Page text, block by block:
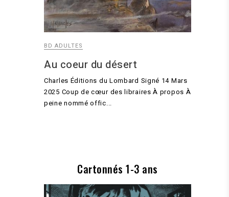
BD ADULTES
Au coeur du désert
Charles Éditions du Lombard Signé 14 Mars
2025 Coup de cœur des libraires À propos À
peine nommé offic...
Cartonnés 1-3 ans